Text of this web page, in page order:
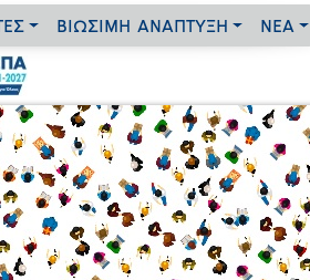
ΒΙΩΣΙΜΗ ΑΝΑΠΤΥΞΗ ΝΕΑ